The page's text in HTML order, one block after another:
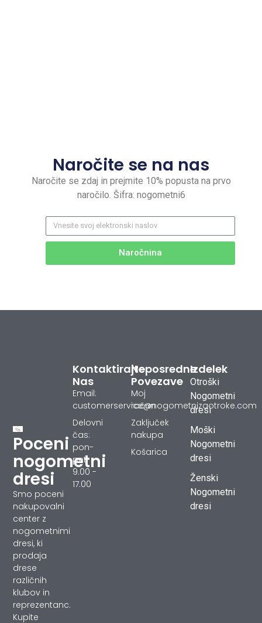
Naročite se na nas
Naročite se zdaj in prejmite 10% popusta na prvo
naročilo. Šifra: nogometni6
Naročnina
Poceni
nogometni
dresi
Smo poceni
nakupovalni
center z
nogometnimi
dresi, ki
prodaja
drese
različnih
klubov in
reprezentanc.
Kupite
Izdelek
Otroški
Nogometni
dresi
Moški
Nogometni
dresi
Ženski
Nogometni
dresi
Neposredne
Povezave
Moj
račun
Zaključek
nakupa
Košarica
Kontaktirajte
Nas
Email:
customerservice@nogometnizaotroke.com
Delovni
čas:
pon-
pet
9.00 -
17.00